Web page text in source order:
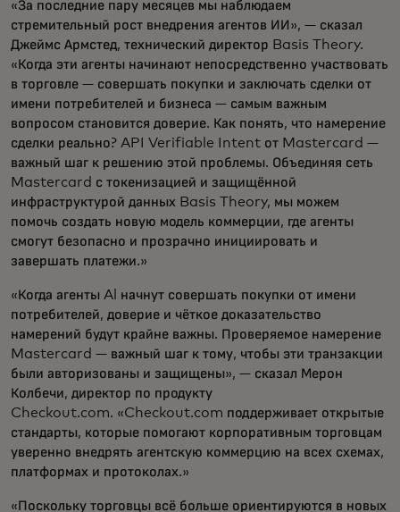
«За последние пару месяцев мы наблюдаем
стремительный рост внедрения агентов ИИ», — сказал
Джеймс Армстед, технический директор Basis Theory.
«Когда эти агенты начинают непосредственно участвовать
в торговле — совершать покупки и заключать сделки от
имени потребителей и бизнеса — самым важным
вопросом становится доверие. Как понять, что намерение
сделки реально? API Verifiable Intent от Mastercard —
важный шаг к решению этой проблемы. Объединяя сеть
Mastercard с токенизацией и защищённой
инфраструктурой данных Basis Theory, мы можем
помочь создать новую модель коммерции, где агенты
смогут безопасно и прозрачно инициировать и
завершать платежи.»
«Когда агенты Al начнут совершать покупки от имени
потребителей, доверие и чёткое доказательство
намерений будут крайне важны. Проверяемое намерение
Mastercard — важный шаг к тому, чтобы эти транзакции
были авторизованы и защищены», — сказал Мерон
Колбечи, директор по продукту
Checkout.com. «Checkout.com поддерживает открытые
стандарты, которые помогают корпоративным торговцам
уверенно внедрять агентскую коммерцию на всех схемах,
платформах и протоколах.»
«Поскольку торговцы всё больше ориентируются в новых